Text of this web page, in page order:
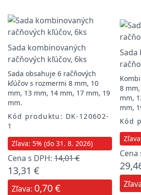
Sada kombinovaných
račňových kľúčov, 6ks
Sada obsahuje 6 račňových
kľúčov s rozmermi 8 mm, 10
mm, 13 mm, 14 mm, 17 mm, 19
mm.
Kód produktu: DK-120602-
1
Zľava: 5% (do 31. 8. 2026)
Cena s DPH: 14,01 €
13,31 €
Zľava: 0,70 €
Sada
8
mm,
mm,
Kód
Cena